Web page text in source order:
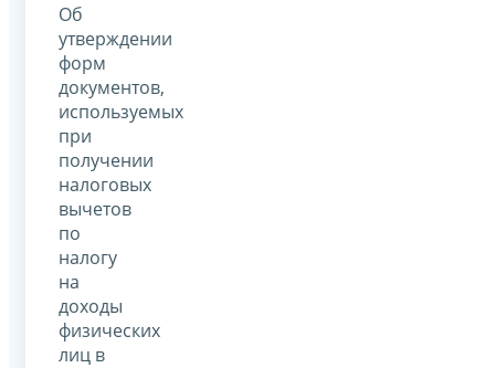
Об
утверждении
форм
документов,
используемых
при
получении
налоговых
вычетов
по
налогу
на
доходы
физических
лиц в